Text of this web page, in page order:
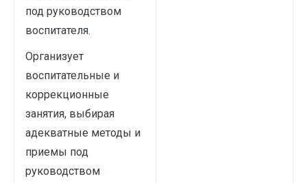
под руководством
воспитателя.
Организует
воспитательные и
коррекционные
занятия, выбирая
адекватные методы и
приемы под
руководством